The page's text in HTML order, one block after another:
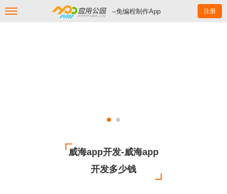
--免编程制作App 注册
威海app开发-威海app
开发多少钱